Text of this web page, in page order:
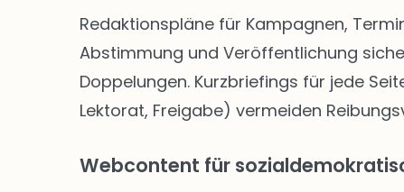
Redaktionspläne für Kampagnen,
Abstimmung und Veröffentlichung
Doppelungen. Kurzbriefings für jede
Lektorat, Freigabe) vermeiden
Webcontent für